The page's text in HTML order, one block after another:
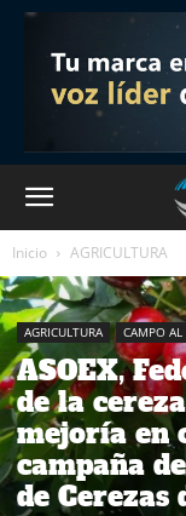
Inicio AGRICULTURA
AGRICULTURA CAMPO AL
ASOEX,
de la
mejoría en
campaña
de Cerezas